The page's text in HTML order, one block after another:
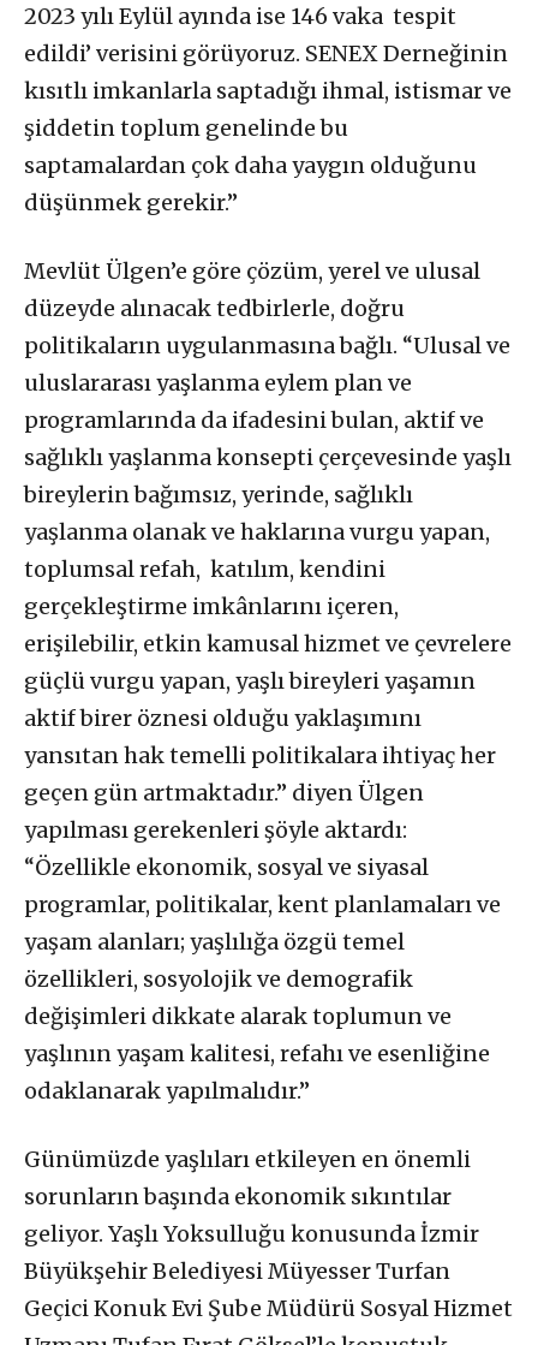
2023 yılı Eylül ayında ise 146 vaka tespit
edildi’ verisini görüyoruz. SENEX Derneğinin
kısıtlı imkanlarla saptadığı ihmal, istismar ve
şiddetin toplum genelinde bu
saptamalardan çok daha yaygın olduğunu
düşünmek gerekir.”
Mevlüt Ülgen’e göre çözüm, yerel ve ulusal
düzeyde alınacak tedbirlerle, doğru
politikaların uygulanmasına bağlı. “Ulusal ve
uluslararası yaşlanma eylem plan ve
programlarında da ifadesini bulan, aktif ve
sağlıklı yaşlanma konsepti çerçevesinde yaşlı
bireylerin bağımsız, yerinde, sağlıklı
yaşlanma olanak ve haklarına vurgu yapan,
toplumsal refah, katılım, kendini
gerçekleştirme imkânlarını içeren,
erişilebilir, etkin kamusal hizmet ve çevrelere
güçlü vurgu yapan, yaşlı bireyleri yaşamın
aktif birer öznesi olduğu yaklaşımını
yansıtan hak temelli politikalara ihtiyaç her
geçen gün artmaktadır.” diyen Ülgen
yapılması gerekenleri şöyle aktardı:
“Özellikle ekonomik, sosyal ve siyasal
programlar, politikalar, kent planlamaları ve
yaşam alanları; yaşlılığa özgü temel
özellikleri, sosyolojik ve demografik
değişimleri dikkate alarak toplumun ve
yaşlının yaşam kalitesi, refahı ve esenliğine
odaklanarak yapılmalıdır.”
Günümüzde yaşlıları etkileyen en önemli
sorunların başında ekonomik sıkıntılar
geliyor. Yaşlı Yoksulluğu konusunda İzmir
Büyükşehir Belediyesi Müyesser Turfan
Geçici Konuk Evi Şube Müdürü Sosyal Hizmet